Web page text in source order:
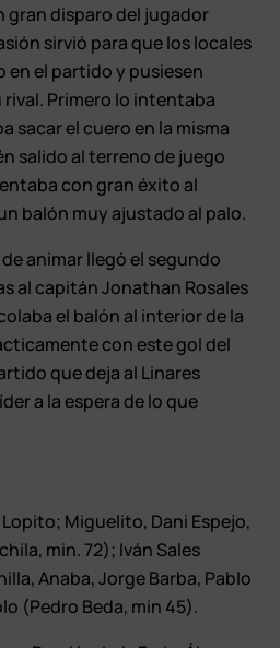
gran disparo del jugador
sirvió para que los locales
en el partido y pusiesen
Primero lo intentaba
sacar el cuero en la misma
salido al terreno de juego
con gran éxito al
balón muy ajustado al palo.
animar llegó el segundo
al capitán Jonathan Rosales
el balón al interior de la
con este gol del
que deja al Linares
a la espera de lo que
Lopito; Miguelito, Dani Espejo,
min. 72); Iván Sales
Anaba, Jorge Barba, Pablo
(Pedro Beda, min 45).